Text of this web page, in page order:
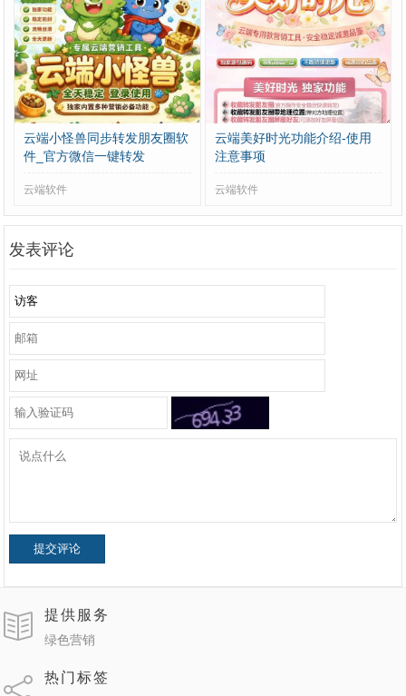
云端小怪兽同步转发朋友圈软
件_官方微信一键转发
云端软件
云端美好时光功能介绍-使用
注意事项
云端软件
发表评论
提交评论
提供服务
绿色营销
热门标签